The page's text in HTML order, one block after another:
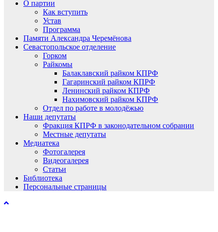
О партии
Как вступить
Устав
Программа
Памяти Александра Черемёнова
Севастопольское отделение
Горком
Райкомы
Балаклавский райком КПРФ
Гагаринский райком КПРФ
Ленинский райком КПРФ
Нахимовский райком КПРФ
Отдел по работе в молодёжью
Наши депутаты
Фракция КПРФ в законодательном собрании
Местные депутаты
Медиатека
Фотогалерея
Видеогалерея
Статьи
Библиотека
Персональные страницы